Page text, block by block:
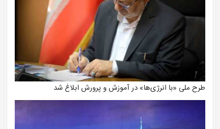
طرح ملی «با انرژی‌ها» در آموزش و پرورش ابلاغ شد